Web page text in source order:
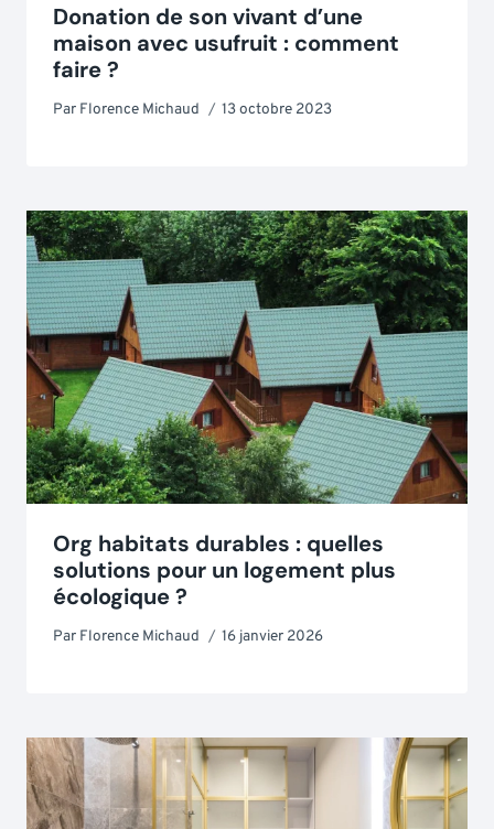
Donation de son vivant d’une
maison avec usufruit : comment
faire ?
Par Florence Michaud 13 octobre 2023
Org habitats durables : quelles
solutions pour un logement plus
écologique ?
Par Florence Michaud 16 janvier 2026